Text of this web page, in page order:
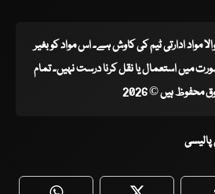
مواد ادارتی ٹیم کی کاوش ہے۔ اس مواد کو بغیر
میں استعمال یا نقل کرنا درست نہیں۔ تمام
محفوظ ہیں © 2026
پالیسی